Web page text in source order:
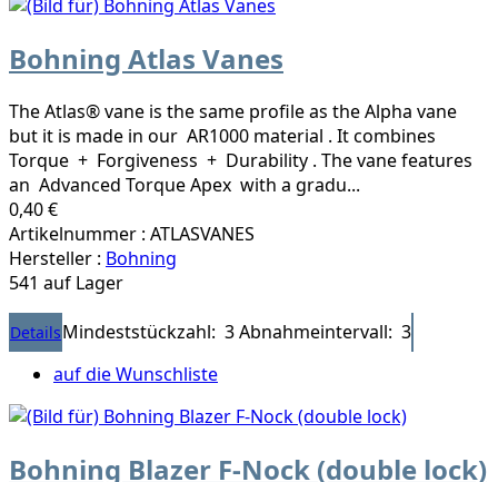
Bohning Atlas Vanes
The Atlas® vane is the same profile as the Alpha vane
but it is made in our AR1000 material . It combines
Torque + Forgiveness + Durability . The vane features
an Advanced Torque Apex with a gradu...
0,40 €
Artikelnummer : ATLASVANES
Hersteller : Bohning
541 auf Lager
DetailsMindeststückzahl: 3Abnahmeintervall: 3
auf die Wunschliste
Bohning Blazer F-Nock (double lock)